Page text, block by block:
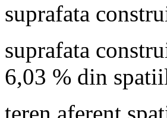
suprafata
suprafata
6,03 % din